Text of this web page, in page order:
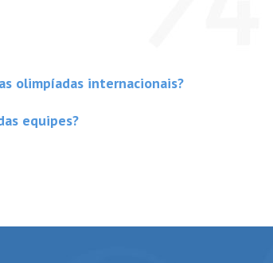
olimpíadas internacionais?
equipes?